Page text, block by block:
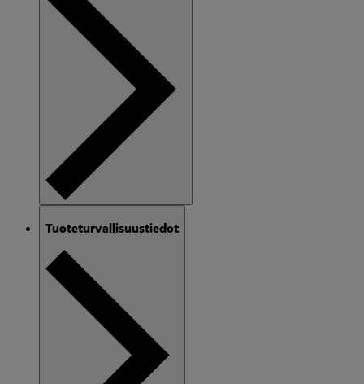
Tuoteturvallisuustiedot